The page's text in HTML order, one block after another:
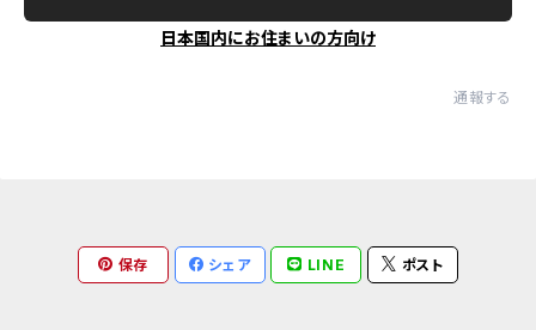
日本国内にお住まいの方向け
通報する
保存 シェア LINE ポスト